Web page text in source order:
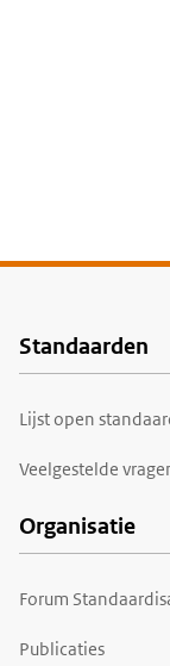
Voet
Standaarden
Lijst open
Veelgestelde
Organisatie
Forum
Publicaties